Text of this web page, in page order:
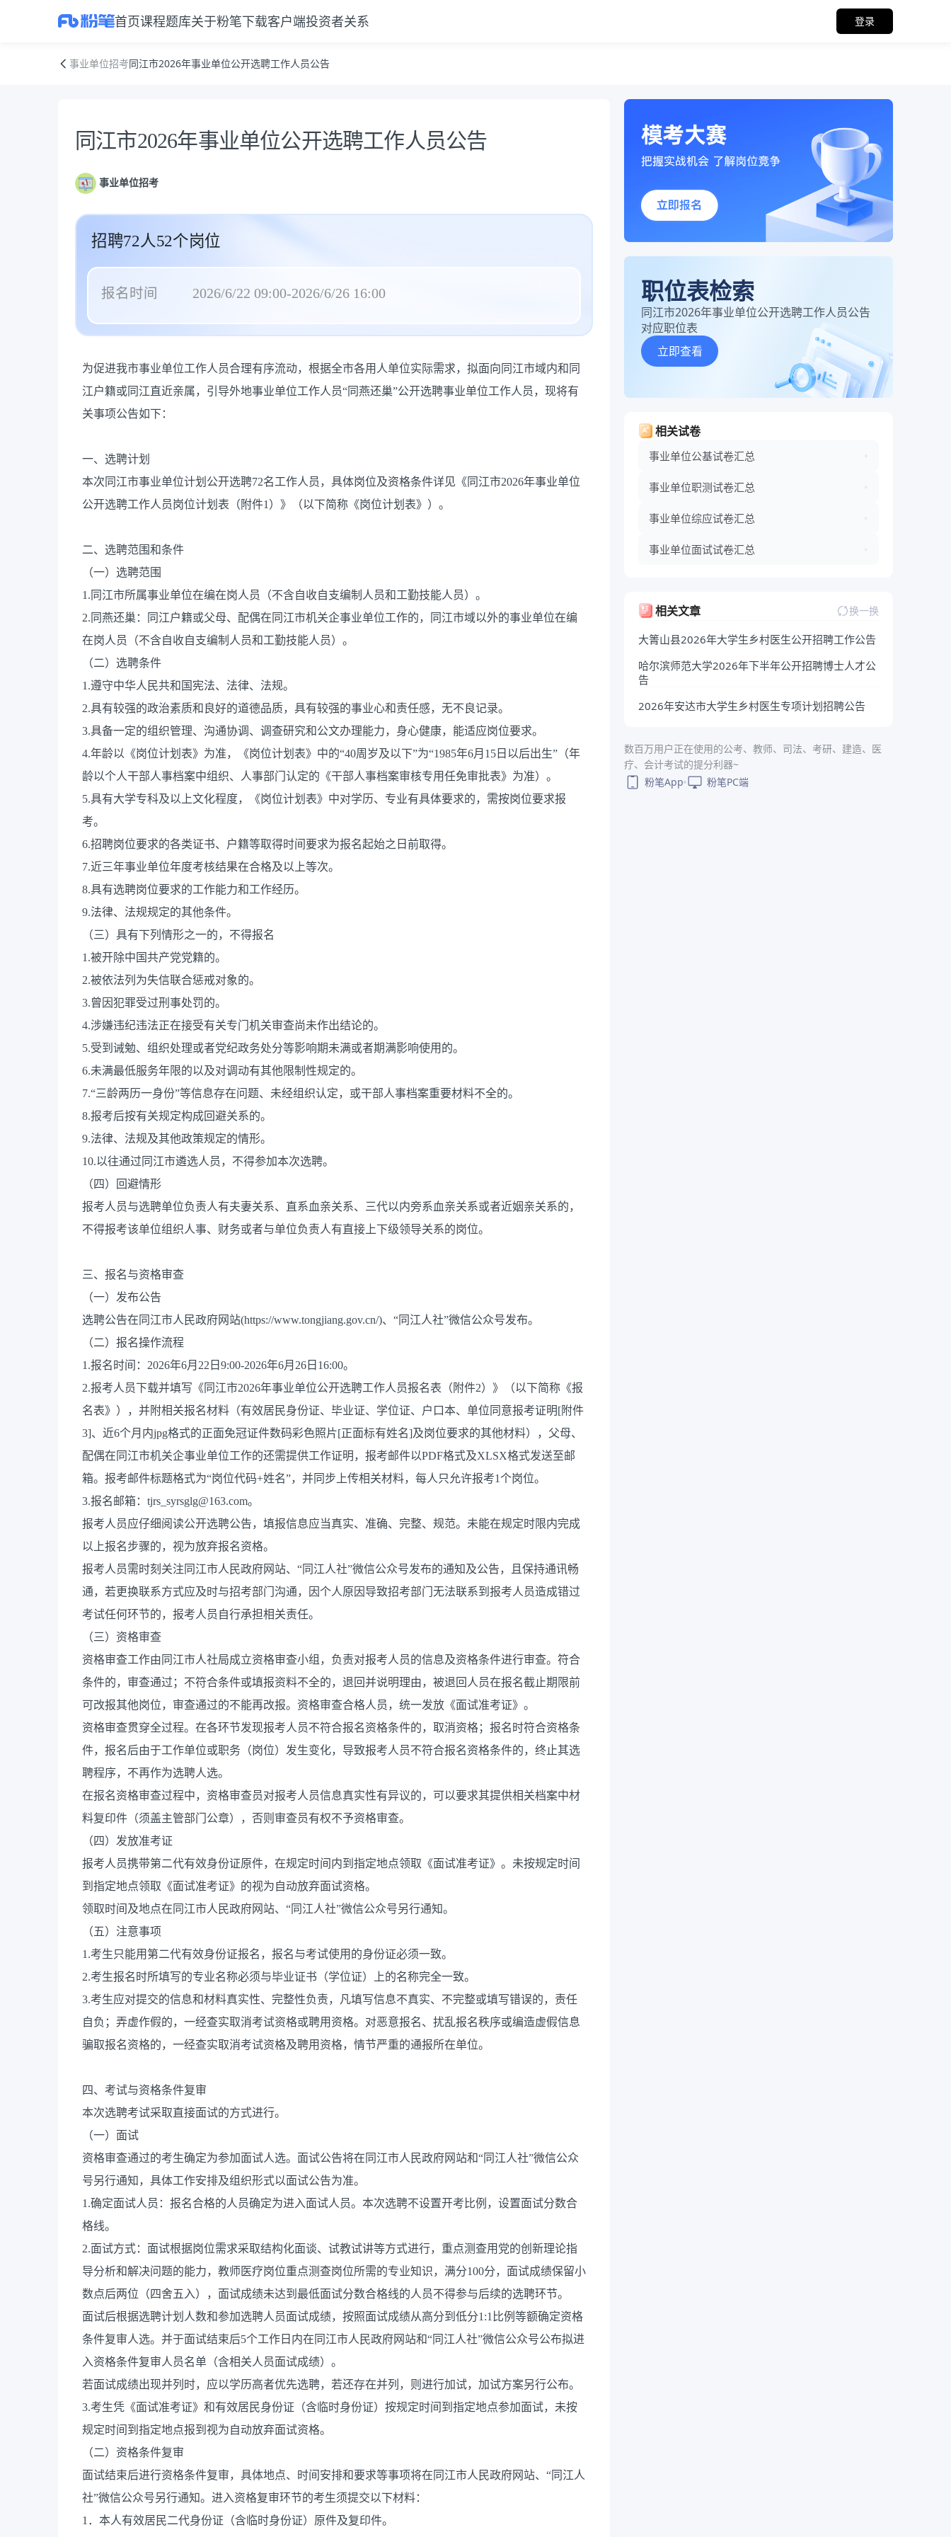
首页课程题库关于粉笔下载客户端投资者关系 登录
事业单位招考同江市2026年事业单位公开选聘工作人员公告
公告正文
同江市2026年事业单位公开选聘工作人员公告
事业单位招考
招聘72人52个岗位
报名时间 2026/6/22 09:00-2026/6/26 16:00
为促进我市事业单位工作人员合理有序流动，根据全市各用人单位实际需求，拟面向同江市域内和同
江户籍或同江直近亲属，引导外地事业单位工作人员“同燕还巢”公开选聘事业单位工作人员，现将有
关事项公告如下：
一、选聘计划
本次同江市事业单位计划公开选聘72名工作人员，具体岗位及资格条件详见《同江市2026年事业单位
公开选聘工作人员岗位计划表（附件1）》（以下简称《岗位计划表》）。
二、选聘范围和条件
（一）选聘范围
1.同江市所属事业单位在编在岗人员（不含自收自支编制人员和工勤技能人员）。
2.同燕还巢：同江户籍或父母、配偶在同江市机关企事业单位工作的，同江市域以外的事业单位在编
在岗人员（不含自收自支编制人员和工勤技能人员）。
（二）选聘条件
1.遵守中华人民共和国宪法、法律、法规。
2.具有较强的政治素质和良好的道德品质，具有较强的事业心和责任感，无不良记录。
3.具备一定的组织管理、沟通协调、调查研究和公文办理能力，身心健康，能适应岗位要求。
4.年龄以《岗位计划表》为准，《岗位计划表》中的“40周岁及以下”为“1985年6月15日以后出生”（年
龄以个人干部人事档案中组织、人事部门认定的《干部人事档案审核专用任免审批表》为准）。
5.具有大学专科及以上文化程度，《岗位计划表》中对学历、专业有具体要求的，需按岗位要求报
考。
6.招聘岗位要求的各类证书、户籍等取得时间要求为报名起始之日前取得。
7.近三年事业单位年度考核结果在合格及以上等次。
8.具有选聘岗位要求的工作能力和工作经历。
9.法律、法规规定的其他条件。
（三）具有下列情形之一的，不得报名
1.被开除中国共产党党籍的。
2.被依法列为失信联合惩戒对象的。
3.曾因犯罪受过刑事处罚的。
4.涉嫌违纪违法正在接受有关专门机关审查尚未作出结论的。
5.受到诫勉、组织处理或者党纪政务处分等影响期未满或者期满影响使用的。
6.未满最低服务年限的以及对调动有其他限制性规定的。
7.“三龄两历一身份”等信息存在问题、未经组织认定，或干部人事档案重要材料不全的。
8.报考后按有关规定构成回避关系的。
9.法律、法规及其他政策规定的情形。
10.以往通过同江市遴选人员，不得参加本次选聘。
（四）回避情形
报考人员与选聘单位负责人有夫妻关系、直系血亲关系、三代以内旁系血亲关系或者近姻亲关系的，
不得报考该单位组织人事、财务或者与单位负责人有直接上下级领导关系的岗位。
三、报名与资格审查
（一）发布公告
选聘公告在同江市人民政府网站(https://www.tongjiang.gov.cn/)、“同江人社”微信公众号发布。
（二）报名操作流程
1.报名时间：2026年6月22日9:00-2026年6月26日16:00。
2.报考人员下载并填写《同江市2026年事业单位公开选聘工作人员报名表（附件2）》（以下简称《报
名表》），并附相关报名材料（有效居民身份证、毕业证、学位证、户口本、单位同意报考证明[附件
3]、近6个月内jpg格式的正面免冠证件数码彩色照片[正面标有姓名]及岗位要求的其他材料），父母、
配偶在同江市机关企事业单位工作的还需提供工作证明，报考邮件以PDF格式及XLSX格式发送至邮
箱。报考邮件标题格式为“岗位代码+姓名”，并同步上传相关材料，每人只允许报考1个岗位。
3.报名邮箱：tjrs_syrsglg@163.com。
报考人员应仔细阅读公开选聘公告，填报信息应当真实、准确、完整、规范。未能在规定时限内完成
以上报名步骤的，视为放弃报名资格。
报考人员需时刻关注同江市人民政府网站、“同江人社”微信公众号发布的通知及公告，且保持通讯畅
通，若更换联系方式应及时与招考部门沟通，因个人原因导致招考部门无法联系到报考人员造成错过
考试任何环节的，报考人员自行承担相关责任。
（三）资格审查
资格审查工作由同江市人社局成立资格审查小组，负责对报考人员的信息及资格条件进行审查。符合
条件的，审查通过；不符合条件或填报资料不全的，退回并说明理由，被退回人员在报名截止期限前
可改报其他岗位，审查通过的不能再改报。资格审查合格人员，统一发放《面试准考证》。
资格审查贯穿全过程。在各环节发现报考人员不符合报名资格条件的，取消资格；报名时符合资格条
件，报名后由于工作单位或职务（岗位）发生变化，导致报考人员不符合报名资格条件的，终止其选
聘程序，不再作为选聘人选。
在报名资格审查过程中，资格审查员对报考人员信息真实性有异议的，可以要求其提供相关档案中材
料复印件（须盖主管部门公章），否则审查员有权不予资格审查。
（四）发放准考证
报考人员携带第二代有效身份证原件，在规定时间内到指定地点领取《面试准考证》。未按规定时间
到指定地点领取《面试准考证》的视为自动放弃面试资格。
领取时间及地点在同江市人民政府网站、“同江人社”微信公众号另行通知。
（五）注意事项
1.考生只能用第二代有效身份证报名，报名与考试使用的身份证必须一致。
2.考生报名时所填写的专业名称必须与毕业证书（学位证）上的名称完全一致。
3.考生应对提交的信息和材料真实性、完整性负责，凡填写信息不真实、不完整或填写错误的，责任
自负；弄虚作假的，一经查实取消考试资格或聘用资格。对恶意报名、扰乱报名秩序或编造虚假信息
骗取报名资格的，一经查实取消考试资格及聘用资格，情节严重的通报所在单位。
四、考试与资格条件复审
本次选聘考试采取直接面试的方式进行。
（一）面试
资格审查通过的考生确定为参加面试人选。面试公告将在同江市人民政府网站和“同江人社”微信公众
号另行通知，具体工作安排及组织形式以面试公告为准。
1.确定面试人员：报名合格的人员确定为进入面试人员。本次选聘不设置开考比例，设置面试分数合
格线。
2.面试方式：面试根据岗位需求采取结构化面谈、试教试讲等方式进行，重点测查用党的创新理论指
导分析和解决问题的能力，教师医疗岗位重点测查岗位所需的专业知识，满分100分，面试成绩保留小
数点后两位（四舍五入），面试成绩未达到最低面试分数合格线的人员不得参与后续的选聘环节。
面试后根据选聘计划人数和参加选聘人员面试成绩，按照面试成绩从高分到低分1:1比例等额确定资格
条件复审人选。并于面试结束后5个工作日内在同江市人民政府网站和“同江人社”微信公众号公布拟进
入资格条件复审人员名单（含相关人员面试成绩）。
若面试成绩出现并列时，应以学历高者优先选聘，若还存在并列，则进行加试，加试方案另行公布。
3.考生凭《面试准考证》和有效居民身份证（含临时身份证）按规定时间到指定地点参加面试，未按
规定时间到指定地点报到视为自动放弃面试资格。
（二）资格条件复审
面试结束后进行资格条件复审，具体地点、时间安排和要求等事项将在同江市人民政府网站、“同江人
社”微信公众号另行通知。进入资格复审环节的考生须提交以下材料：
1．本人有效居民二代身份证（含临时身份证）原件及复印件。
职位表检索
同江市2026年事业单位公开选聘工作人员公告
对应职位表
立即查看
相关试卷
事业单位公基试卷汇总
事业单位职测试卷汇总
事业单位综应试卷汇总
事业单位面试试卷汇总
相关文章 换一换
大箐山县2026年大学生乡村医生公开招聘工作公告
哈尔滨师范大学2026年下半年公开招聘博士人才公
告
2026年安达市大学生乡村医生专项计划招聘公告
数百万用户正在使用的公考、教师、司法、考研、建造、医
疗、会计考试的提分利器~
粉笔App
粉笔PC端